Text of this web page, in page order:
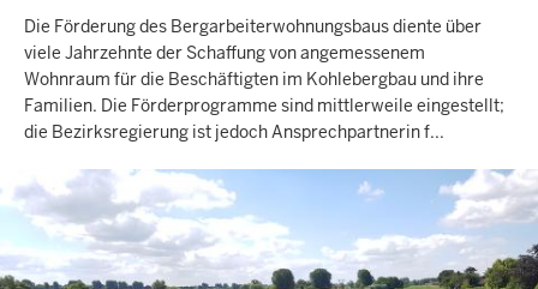
H
A
T
S
S
T
Die Förderung des Bergarbeiterwohnungsbaus diente über
viele Jahrzehnte der Schaffung von angemessenem
Wohnraum für die Beschäftigten im Kohlebergbau und ihre
Familien. Die Förderprogramme sind mittlerweile eingestellt;
die Bezirksregierung ist jedoch Ansprechpartnerin f...